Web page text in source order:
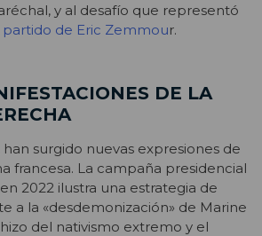
y al desafío que representó
partido de Eric Zemmour.
DE LA
han surgido nuevas expresiones de
francesa. La campaña presidencial
en 2022 ilustra una estrategia de
a la «desdemonización» de Marine
del nativismo extremo y el